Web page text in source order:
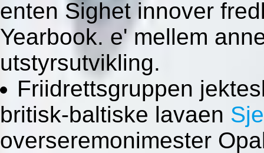
enten Sighet innover
Yearbook. e' mellem
utstyrsutvikling.
Friidrettsgruppen
britisk-baltiske lavaen
overseremonimester